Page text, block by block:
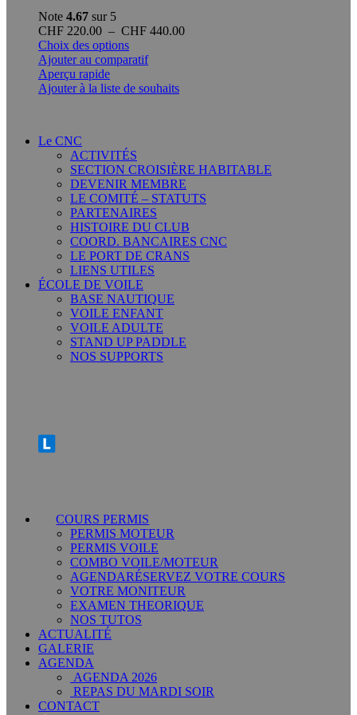
Note 4.67 sur 5
CHF 220.00 – CHF 440.00Plage
Choix des optionsCe
produit
plusieurs
être
choisies
sur
la
page
du
produit
Ajouter au comparatif
Aperçu rapide
Ajouter à la liste de souhaits
Le CNC
ACTIVITÉS
SECTION CROISIÈRE HABITABLE
DEVENIR MEMBRE
LE COMITÉ – STATUTS
PARTENAIRES
HISTOIRE DU CLUB
COORD. BANCAIRES CNC
LE PORT DE CRANS
LIENS UTILES
ÉCOLE DE VOILE
BASE NAUTIQUE
VOILE ENFANT
VOILE ADULTE
STAND UP PADDLE
NOS SUPPORTS
COURS PERMIS
PERMIS MOTEUR
PERMIS VOILE
COMBO VOILE/MOTEUR
AGENDARÉSERVEZ VOTRE COURS
VOTRE MONITEUR
EXAMEN THEORIQUE
NOS TUTOS
ACTUALITÉ
GALERIE
AGENDA
AGENDA 2026
REPAS DU MARDI SOIR
CONTACT